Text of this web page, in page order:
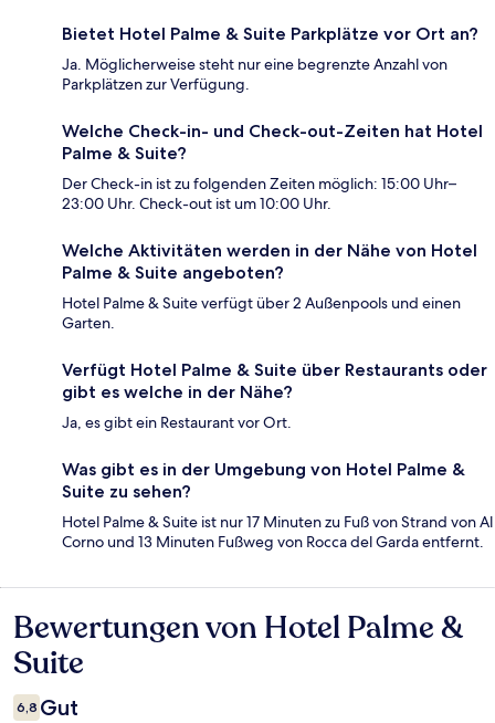
Bietet Hotel Palme & Suite Parkplätze vor Ort an?
Ja. Möglicherweise steht nur eine begrenzte Anzahl von
Parkplätzen zur Verfügung.
Welche Check-in- und Check-out-Zeiten hat Hotel
Palme & Suite?
Der Check-in ist zu folgenden Zeiten möglich: 15:00 Uhr–
23:00 Uhr. Check-out ist um 10:00 Uhr.
Welche Aktivitäten werden in der Nähe von Hotel
Palme & Suite angeboten?
Hotel Palme & Suite verfügt über 2 Außenpools und einen
Garten.
Verfügt Hotel Palme & Suite über Restaurants oder
gibt es welche in der Nähe?
Ja, es gibt ein Restaurant vor Ort.
Was gibt es in der Umgebung von Hotel Palme &
Suite zu sehen?
Hotel Palme & Suite ist nur 17 Minuten zu Fuß von Strand von Al
Corno und 13 Minuten Fußweg von Rocca del Garda entfernt.
Bewertungen
Bewertungen von Hotel Palme &
Suite
6,8 Gut